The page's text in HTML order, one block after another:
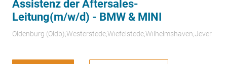
Assistenz der Aftersales-
Leitung(m/w/d) - BMW & MINI
Oldenburg (Oldb);Westerstede;Wiefelstede;Wilhelmshaven;Jever